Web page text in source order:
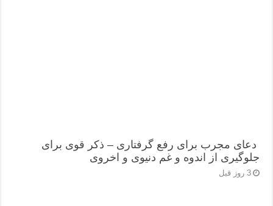
دعای مجرب برای رفع گرفتاری – ذکر قوی برای
جلوگیری از اندوه و غم دنیوی و اخروی
3 روز قبل